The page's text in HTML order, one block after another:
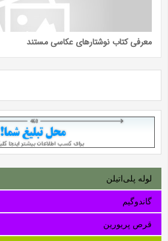
معرفی کتاب نوشتارهای عکاسی مستند
لوله‌ پلی‌اتیلن
گاندوگیم
قرص پریورین